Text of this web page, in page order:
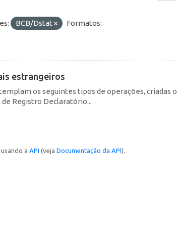
BCB/Dstat
Formatos:
estrangeiros
os seguintes tipos de operações, criadas
Registro Declaratório...
a API (veja Documentação da API).